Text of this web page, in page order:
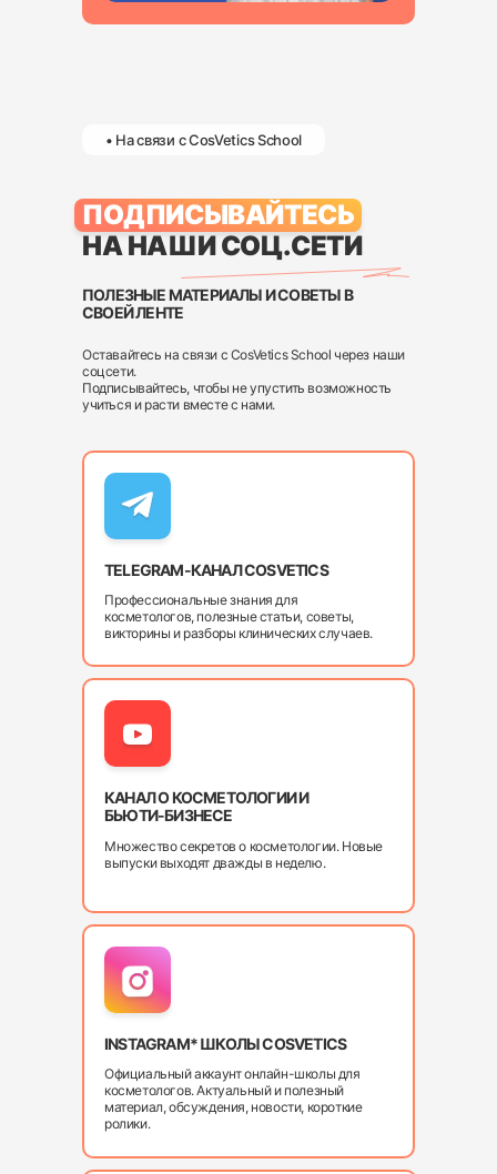
Оставайтесь на связи с CosVetics School через наши
соцсети.
Подписывайтесь, чтобы не упустить возможность
учиться и расти вместе с нами.
ПОДПИСЫВАЙТЕСЬ
НА НАШИ СОЦ.СЕТИ
ПОЛЕЗНЫЕ МАТЕРИАЛЫ И СОВЕТЫ В
СВОЕЙ ЛЕНТЕ
• На связи с CosVetics School
Профессиональные знания для
косметологов, полезные статьи, советы,
викторины и разборы клинических случаев.
TELEGRAM-КАНАЛ COSVETICS
Множество секретов о косметологии. Новые
выпуски выходят дважды в неделю.
КАНАЛ О КОСМЕТОЛОГИИ И
БЬЮТИ-БИЗНЕСЕ
Официальный аккаунт онлайн-школы для
косметологов. Актуальный и полезный
материал, обсуждения, новости, короткие
ролики.
INSTAGRAM* ШКОЛЫ COSVETICS